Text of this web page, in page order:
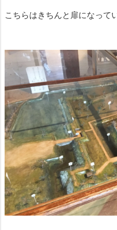
こちらはきちんと扉になって